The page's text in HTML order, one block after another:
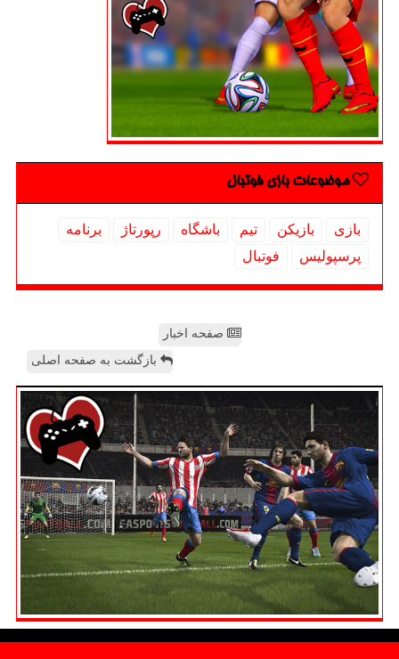
موضوعات بازی فوتبال
بازی بازیكن تیم باشگاه رپورتاژ
برنامه
پرسپولیس
فوتبال
صفحه اخبار
بازگشت به صفحه اصلی